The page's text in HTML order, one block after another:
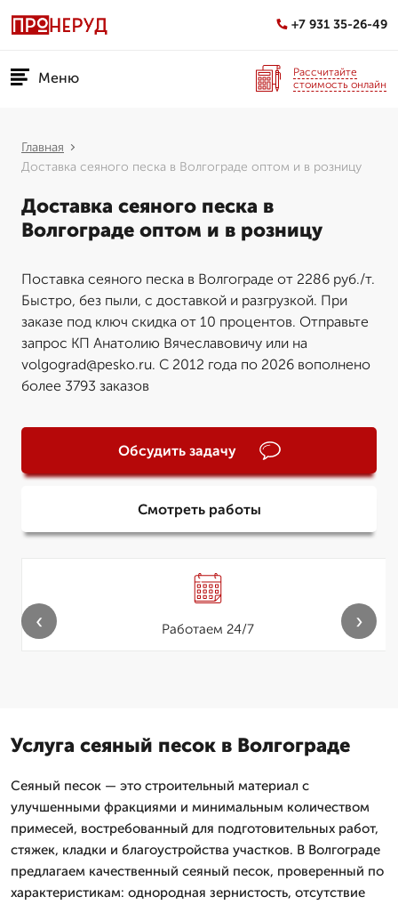
+7 931 35-26-49
Меню
Рассчитайте
стоимость онлайн
Главная
Доставка сеяного песка в Волгограде оптом и в розницу
Доставка сеяного песка в
Волгограде оптом и в розницу
Поставка сеяного песка в Волгограде от 2286 руб./т.
Быстро, без пыли, с доставкой и разгрузкой. При
заказе под ключ скидка от 10 процентов. Отправьте
запрос КП Анатолию Вячеславовичу или на
volgograd@pesko.ru. С 2012 года по 2026 вополнено
более 3793 заказов
Обсудить задачу
Смотреть работы
Работаем 24/7
‹ ›
Услуга сеяный песок в Волгограде
Сеяный песок — это строительный материал с
улучшенными фракциями и минимальным количеством
примесей, востребованный для подготовительных работ,
стяжек, кладки и благоустройства участков. В Волгограде
предлагаем качественный сеяный песок, проверенный по
характеристикам: однородная зернистость, отсутствие